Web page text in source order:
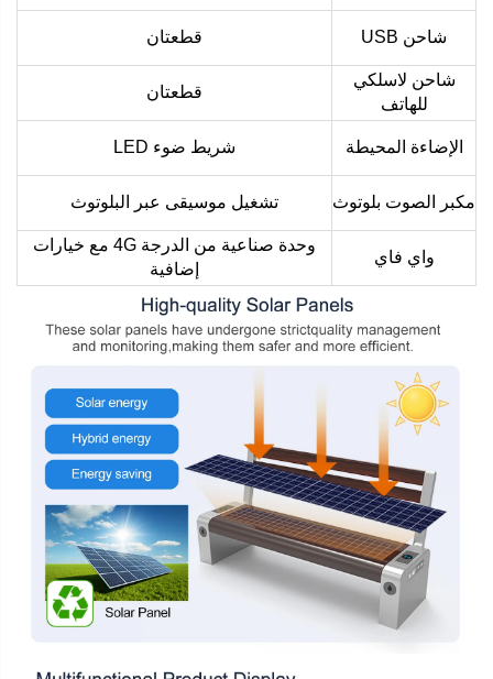
شاحن USB قطعتان
شاحن لاسلكي
للهاتف
قطعتان
الإضاءة المحيطة شريط ضوء LED
مكبر الصوت بلوتوث تشغيل موسيقى عبر البلوتوث
واي فاي
وحدة صناعية من الدرجة 4G مع خيارات
إضافية